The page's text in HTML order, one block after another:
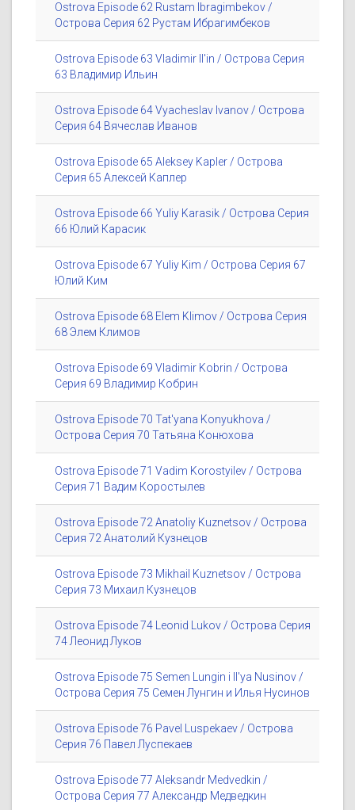
Ostrova Episode 62 Rustam Ibragimbekov /
Острова Серия 62 Рустам Ибрагимбеков
Ostrova Episode 63 Vladimir Il'in / Острова Серия
63 Владимир Ильин
Ostrova Episode 64 Vyacheslav Ivanov / Острова
Серия 64 Вячеслав Иванов
Ostrova Episode 65 Aleksey Kapler / Острова
Серия 65 Алексей Каплер
Ostrova Episode 66 Yuliy Karasik / Острова Серия
66 Юлий Карасик
Ostrova Episode 67 Yuliy Kim / Острова Серия 67
Юлий Ким
Ostrova Episode 68 Elem Klimov / Острова Серия
68 Элем Климов
Ostrova Episode 69 Vladimir Kobrin / Острова
Серия 69 Владимир Кобрин
Ostrova Episode 70 Tat'yana Konyukhova /
Острова Серия 70 Татьяна Конюхова
Ostrova Episode 71 Vadim Korostyilev / Острова
Серия 71 Вадим Коростылев
Ostrova Episode 72 Anatoliy Kuznetsov / Острова
Серия 72 Анатолий Кузнецов
Ostrova Episode 73 Mikhail Kuznetsov / Острова
Серия 73 Михаил Кузнецов
Ostrova Episode 74 Leonid Lukov / Острова Серия
74 Леонид Луков
Ostrova Episode 75 Semen Lungin i Il'ya Nusinov /
Острова Серия 75 Семен Лунгин и Илья Нусинов
Ostrova Episode 76 Pavel Luspekaev / Острова
Серия 76 Павел Луспекаев
Ostrova Episode 77 Aleksandr Medvedkin /
Острова Серия 77 Александр Медведкин